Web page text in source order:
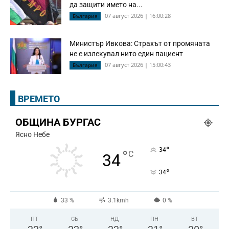
да защити името на...
България 07 август 2026 | 16:00:28
Министър Ивкова: Страхът от промяната
не е излекувал нито един пациент
България 07 август 2026 | 15:00:43
ВРЕМЕТО
ОБЩИНА БУРГАС
Ясно Небе
34°C 34°
34°
33 % 3.1kmh 0 %
ПТ СБ НД ПН ВТ